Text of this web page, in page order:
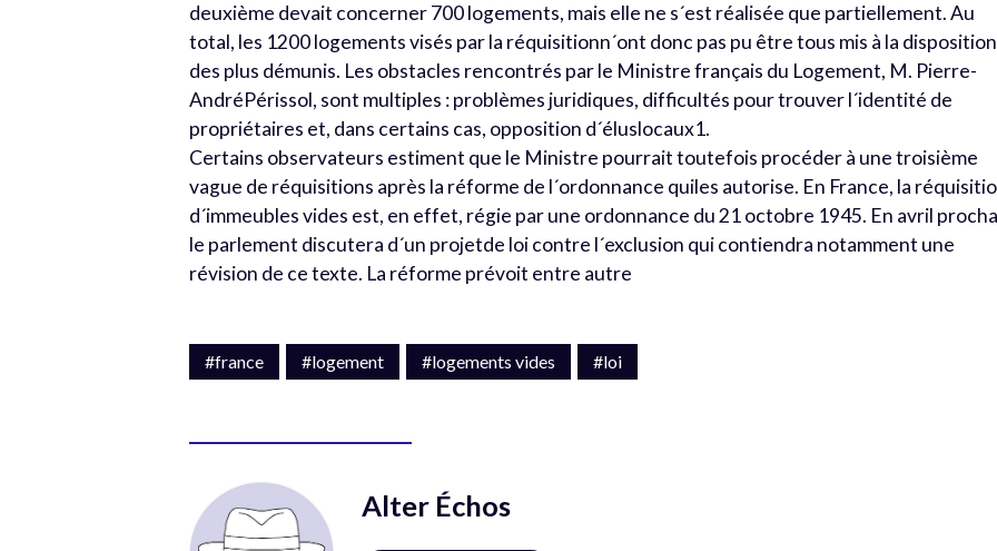
deuxième devait concerner 700 logements, mais elle ne s´est réalisée que partiellement. Au
total, les 1200 logements visés par la réquisitionn´ont donc pas pu être tous mis à la disposition
des plus démunis. Les obstacles rencontrés par le Ministre français du Logement, M. Pierre-
AndréPérissol, sont multiples : problèmes juridiques, difficultés pour trouver l´identité de
propriétaires et, dans certains cas, opposition d´éluslocaux1.
Certains observateurs estiment que le Ministre pourrait toutefois procéder à une troisième
vague de réquisitions après la réforme de l´ordonnance quiles autorise. En France, la
d´immeubles vides est, en effet, régie par une ordonnance du 21 octobre 1945. En avril
le parlement discutera d´un projetde loi contre l´exclusion qui contiendra notamment une
révision de ce texte. La réforme prévoit entre autre
#france #logement #logements vides #loi
Alter Échos